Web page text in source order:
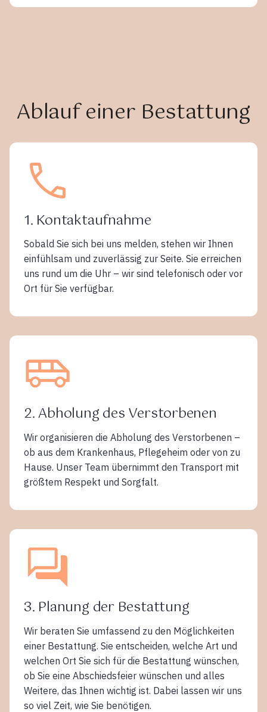
Ablauf einer Bestattung
1. Kontaktaufnahme
Sobald Sie sich bei uns melden, stehen wir Ihnen
einfühlsam und zuverlässig zur Seite. Sie erreichen
uns rund um die Uhr – wir sind telefonisch oder vor
Ort für Sie verfügbar.
2. Abholung des Verstorbenen
Wir organisieren die Abholung des Verstorbenen –
ob aus dem Krankenhaus, Pflegeheim oder von zu
Hause. Unser Team übernimmt den Transport mit
größtem Respekt und Sorgfalt.
3. Planung der Bestattung
Wir beraten Sie umfassend zu den Möglichkeiten
einer Bestattung. Sie entscheiden, welche Art und
welchen Ort Sie sich für die Bestattung wünschen,
ob Sie eine Abschiedsfeier wünschen und alles
Weitere, das Ihnen wichtig ist. Dabei lassen wir uns
so viel Zeit, wie Sie benötigen.